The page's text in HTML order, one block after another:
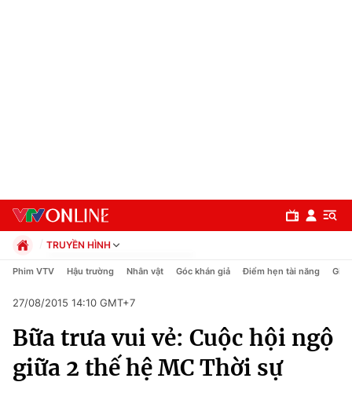
Chuyên mục
Chính trị
TRUYỀN HÌNH
Chính trị
Pháp luật
Kinh tế
Thể thao
Truyền hình
Phim VTV Hậu trường Nhân vật Góc khán giả Điểm hẹn tài năng Giải
27/08/2015 14:10 GMT+7
Bữa trưa vui vẻ: Cuộc hội ngộ
giữa 2 thế hệ MC Thời sự